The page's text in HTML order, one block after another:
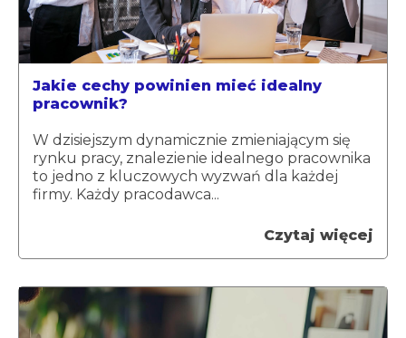
Jakie cechy powinien mieć idealny
pracownik?
W dzisiejszym dynamicznie zmieniającym się
rynku pracy, znalezienie idealnego pracownika
to jedno z kluczowych wyzwań dla każdej
firmy. Każdy pracodawca...
Czytaj więcej